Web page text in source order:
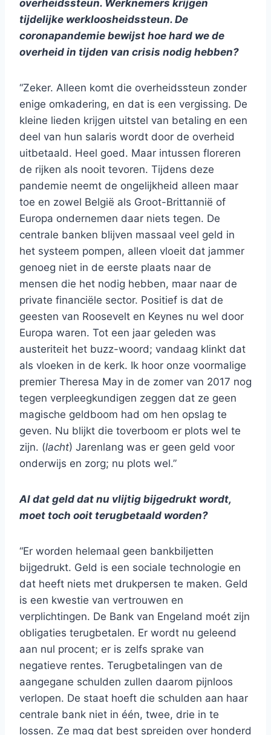
overheidssteun. Werknemers krijgen
tijdelijke werkloosheidssteun. De
coronapandemie bewijst hoe hard we de
overheid in tijden van crisis nodig hebben?
“Zeker. Alleen komt die overheidssteun zonder
enige omkadering, en dat is een vergissing. De
kleine lieden krijgen uitstel van betaling en een
deel van hun salaris wordt door de overheid
uitbetaald. Heel goed. Maar intussen floreren
de rijken als nooit tevoren. Tijdens deze
pandemie neemt de ongelijkheid alleen maar
toe en zowel België als Groot-Brittannië of
Europa ondernemen daar niets tegen. De
centrale banken blijven massaal veel geld in
het systeem pompen, alleen vloeit dat jammer
genoeg niet in de eerste plaats naar de
mensen die het nodig hebben, maar naar de
private financiële sector. Positief is dat de
geesten van Roosevelt en Keynes nu wel door
Europa waren. Tot een jaar geleden was
austeriteit het buzz-woord; vandaag klinkt dat
als vloeken in de kerk. Ik hoor onze voormalige
premier Theresa May in de zomer van 2017 nog
tegen verpleegkundigen zeggen dat ze geen
magische geldboom had om hen opslag te
geven. Nu blijkt die toverboom er plots wel te
zijn. (lacht) Jarenlang was er geen geld voor
onderwijs en zorg; nu plots wel.”
Al dat geld dat nu vlijtig bijgedrukt wordt,
moet toch ooit terugbetaald worden?
“Er worden helemaal geen bankbiljetten
bijgedrukt. Geld is een sociale technologie en
dat heeft niets met drukpersen te maken. Geld
is een kwestie van vertrouwen en
verplichtingen. De Bank van Engeland moét zijn
obligaties terugbetalen. Er wordt nu geleend
aan nul procent; er is zelfs sprake van
negatieve rentes. Terugbetalingen van de
aangegane schulden zullen daarom pijnloos
verlopen. De staat hoeft die schulden aan haar
centrale bank niet in één, twee, drie in te
lossen. Ze mag dat best spreiden over honderd